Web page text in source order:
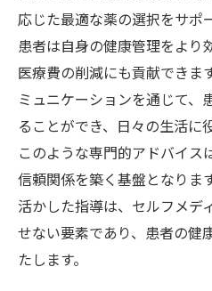
応じた最適な薬の選択をサポ
患者は自身の健康管理をより
医療費の削減にも貢献できま
ミュニケーションを通じて、
ることができ、日々の生活に
このような専門的アドバイス
信頼関係を築く基盤となりま
活かした指導は、セルフメデ
せない要素であり、患者の健
たします。